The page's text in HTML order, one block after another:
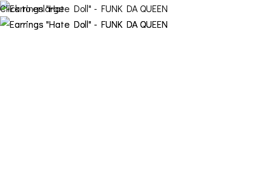
Click to enlarge